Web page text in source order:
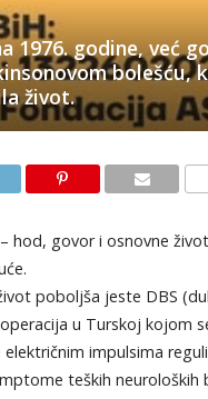
1976. godine, već
bolešću,
život.
hod, govor i osnovne
poboljša jeste DBS
u Turskoj kojom
impulsima
teških neuroloških